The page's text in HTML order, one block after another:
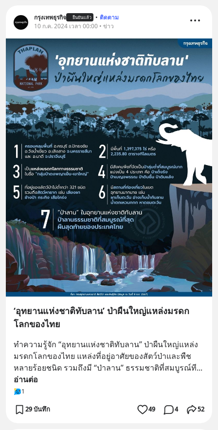
กรุงเทพธุรกิจ ยืนยันแล้ว • ติดตาม
10 ก.ค. 2024 เวลา 00:00 • ข่าว
‘อุทยานแห่งชาติทับลาน’ ป่าผืนใหญ่แหล่งมรดก
โลกของไทย
ทำความรู้จัก “อุทยานแห่งชาติทับลาน” ป่าผืนใหญ่แหล่ง
มรดกโลกของไทย แหล่งที่อยู่อาศัยของสัตว์ป่าและพืช
หลายร้อยชนิด รวมถึงมี “ป่าลาน” ธรรมชาติที่สมบูรณ์ที
อ่านต่อ
1
29 บันทึก 49 4 52